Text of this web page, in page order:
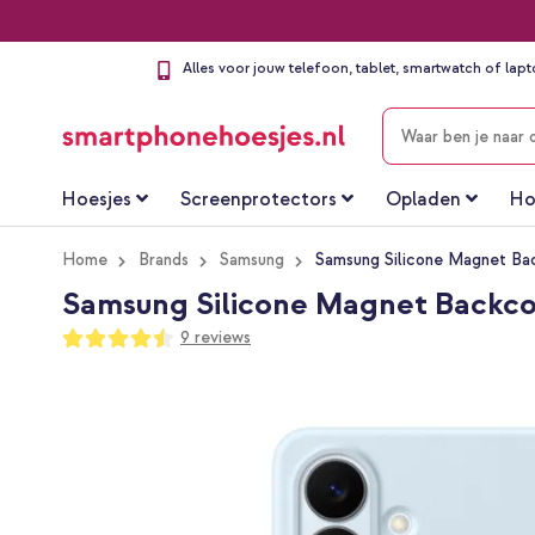
Alles voor jouw telefoon, tablet, smartwatch of
ZOEKEN
Hoesjes Screenprotectors Opladen
Home Brands Samsung Samsung Silicone Magnet
Samsung Silicone Magnet
Waardering:
89
100
9 reviews